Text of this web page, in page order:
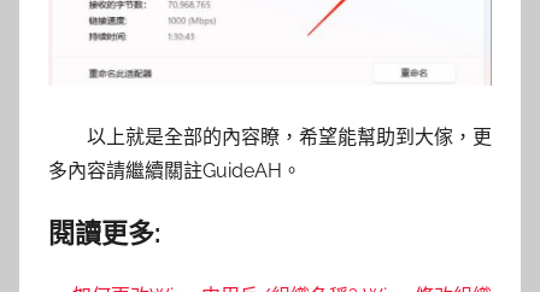
以上就是全部的內容瞭，希望能幫助到大傢，更
多內容請繼續關註GuideAH。
閱讀更多: